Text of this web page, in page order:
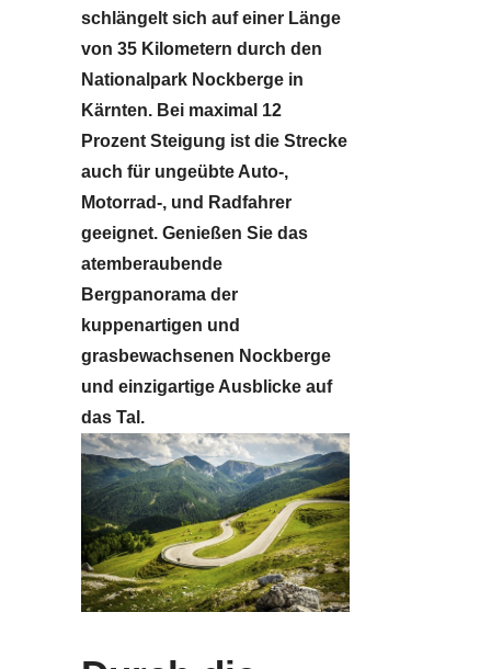
schlängelt sich auf einer Länge
von 35 Kilometern durch den
Nationalpark Nockberge in
Kärnten. Bei maximal 12
Prozent Steigung ist die Strecke
auch für ungeübte Auto-,
Motorrad-, und Radfahrer
geeignet. Genießen Sie das
atemberaubende
Bergpanorama der
kuppenartigen und
grasbewachsenen Nockberge
und einzigartige Ausblicke auf
das Tal.